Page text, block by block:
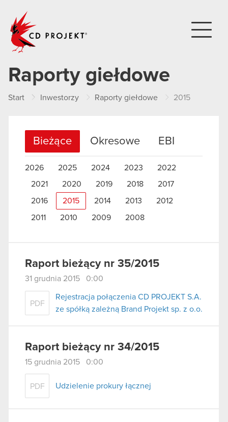
Raporty giełdowe
Start Inwestorzy Raporty giełdowe 2015
Bieżące Okresowe EBI
2026 2025 2024 2023
2022
2021
2020 2019 2018 2017
2016 2015 2014 2013 2012
2011 2010 2009 2008
Raport bieżący nr 35/2015
31 grudnia 2015 0:00
PDF
Rejestracja połączenia CD PROJEKT S.A.
ze spółką zależną Brand Projekt sp. z o.o.
Raport bieżący nr 34/2015
15 grudnia 2015 0:00
PDF Udzielenie prokury łącznej